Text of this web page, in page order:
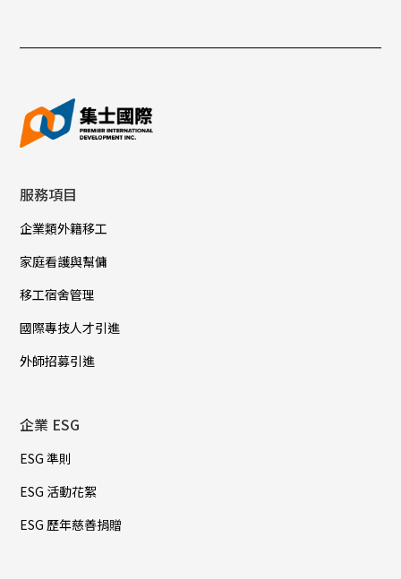
服務項目
企業類外籍移工
家庭看護與幫傭
移工宿舍管理
國際專技人才引進
外師招募引進
企業 ESG
ESG 準則
ESG 活動花絮
ESG 歷年慈善捐贈